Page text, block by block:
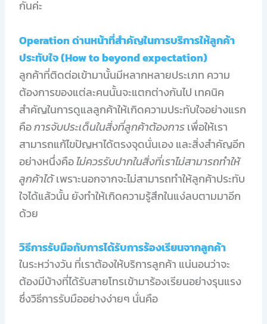
กันค่ะ
Operation ด่านหน้าที่สำคัญในการบริการให้ลูกค้า
ประทับใจ (How to beyond expectation)
ลูกค้าที่ติดต่อเข้ามานั้นมีหลากหลายประเภท ความ
ต้องการของแต่ละคนนั้นจะแตกต่างกันไป เทคนิค
สำคัญในการดูแลลูกค้าให้เกิดความประทับใจอย่างแรก
คือการจับประเด็นในสิ่งที่ลูกค้าต้องการเพื่อให้เรา
สามารถแก้ไขปัญหาได้ตรงจุดนั่นเอง และสิ่งสำคัญอีก
อย่างหนึ่งคือไม่ควรรับปากในสิ่งที่เราไม่สามารถทำให้
ลูกค้าได้เพราะนอกจากจะไม่สามารถทำให้ลูกค้าประทับ
ใจได้แล้วนั้น ยังทำให้เกิดความรู้สึกในแง่ลบตามมาอีก
ด้วย
วิธีการรับมือกับการได้รับการร้องเรียนจากลูกค้า
ในระหว่างวัน ที่เราต้องให้บริการลูกค้า แน่นอนว่าจะ
ต้องมีบ้างที่ได้รับสายโทรเข้ามาร้องเรียนอย่างรุนแรง
ซึ่งวิธีการรับมืออย่างง่ายๆ นั่นคือ